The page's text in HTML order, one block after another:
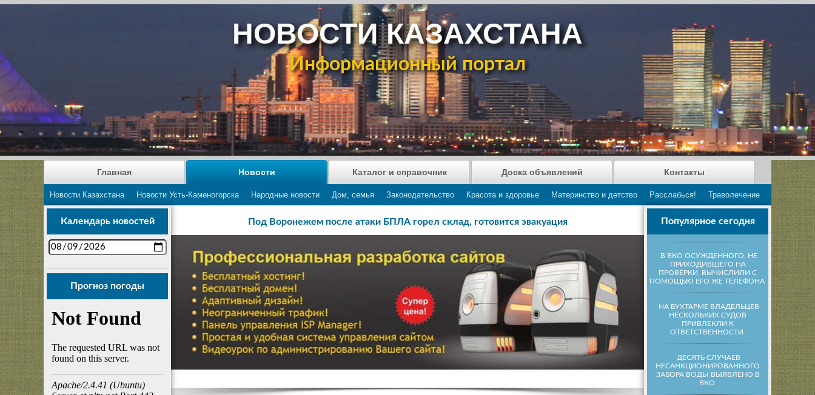
НОВОСТИ КАЗАХСТАНА
Информационный портал
Главная Новости
Новости Казахстана Новости Усть-Каменогорска Народные новости Дом, семья Законодательство Красота и здоровье Материнство и детство Расслабься! Траволечение
Каталог и справочник Доска объявлений Контакты
Популярное сегодня
В ВКО ОСУЖДЕННОГО, НЕ
ПРИХОДИВШЕГО НА
ПРОВЕРКИ, ВЫЧИСЛИЛИ С
ПОМОЩЬЮ ЕГО ЖЕ ТЕЛЕФОНА
НА БУХТАРМЕ ВЛАДЕЛЬЦЕВ
НЕСКОЛЬКИХ СУДОВ
ПРИВЛЕКЛИ К
ОТВЕТСТВЕННОСТИ
ДЕСЯТЬ СЛУЧАЕВ
НЕСАНКЦИОНИРОВАННОГО
ЗАБОРА ВОДЫ ВЫЯВЛЕНО В
ВКО
Календарь новостей
Прогноз погоды
Под Воронежем после атаки БПЛА горел склад, готовится эвакуация